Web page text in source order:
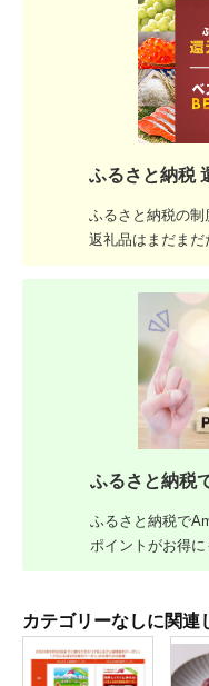
ふるさと納税
ふるさと納税の
返礼品はまだまだ
ふるさと納税
ふるさと納税で
ポイントがお得
カテゴリーなしに関連